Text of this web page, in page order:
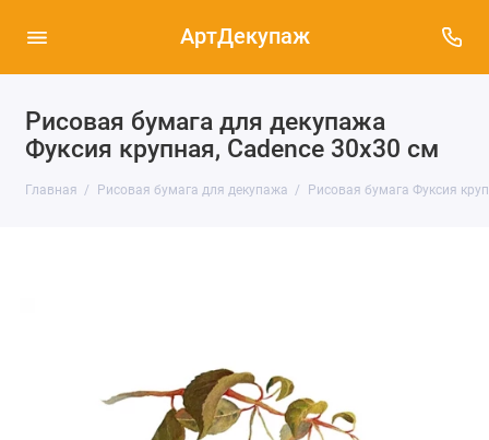
АртДекупаж
Рисовая бумага для декупажа
Фуксия крупная, Cadence 30х30 см
Главная Рисовая бумага для декупажа Рисовая бумага Фуксия